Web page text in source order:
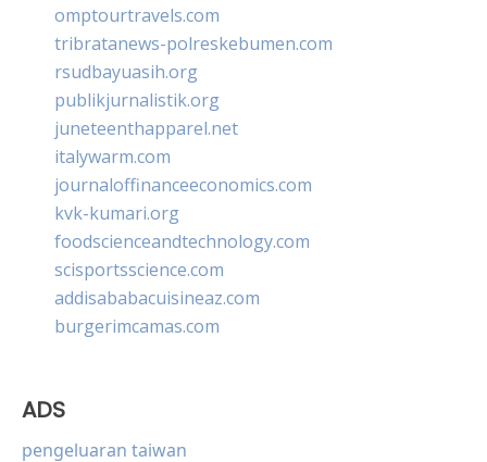
omptourtravels.com
tribratanews-polreskebumen.com
rsudbayuasih.org
publikjurnalistik.org
juneteenthapparel.net
italywarm.com
journaloffinanceeconomics.com
kvk-kumari.org
foodscienceandtechnology.com
scisportsscience.com
addisababacuisineaz.com
burgerimcamas.com
ADS
pengeluaran taiwan